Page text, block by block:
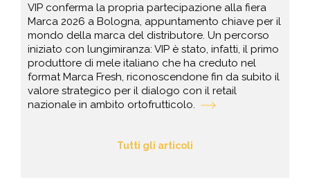
VIP conferma la propria partecipazione alla fiera
Marca 2026 a Bologna, appuntamento chiave per il
mondo della marca del distributore. Un percorso
iniziato con lungimiranza: VIP è stato, infatti, il primo
produttore di mele italiano che ha creduto nel
format Marca Fresh, riconoscendone fin da subito il
valore strategico per il dialogo con il retail
nazionale in ambito ortofrutticolo.
Tutti gli articoli